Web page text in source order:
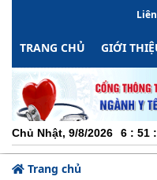
TRANG CHỦ GIỚI
Chủ Nhật, 9/8/2026 6 : 51 :
Trang chủ